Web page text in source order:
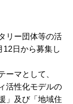
リー団体等の活
12日から募集し
ーマとして、
活性化モデルの
」及び「地域住